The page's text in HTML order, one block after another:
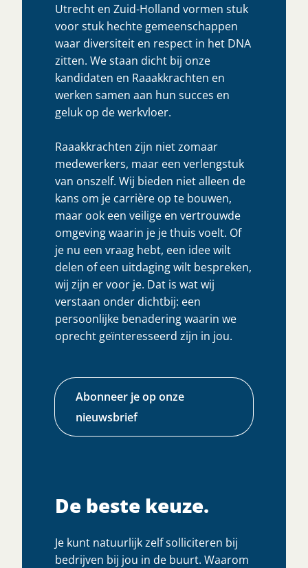
Utrecht en Zuid-Holland vormen stuk
voor stuk hechte gemeenschappen
waar diversiteit en respect in het DNA
zitten. We staan dicht bij onze
kandidaten en Raaakkrachten en
werken samen aan hun succes en
geluk op de werkvloer.
Raaakkrachten zijn niet zomaar
medewerkers, maar een verlengstuk
van onszelf. Wij bieden niet alleen de
kans om je carrière op te bouwen,
maar ook een veilige en vertrouwde
omgeving waarin je je thuis voelt. Of
je nu een vraag hebt, een idee wilt
delen of een uitdaging wilt bespreken,
wij zijn er voor je. Dat is wat wij
verstaan onder dichtbij: een
persoonlijke benadering waarin we
oprecht geïnteresseerd zijn in jou.
Abonneer je op onze
nieuwsbrief
De beste keuze.
Je kunt natuurlijk zelf solliciteren bij
bedrijven bij jou in de buurt. Waarom